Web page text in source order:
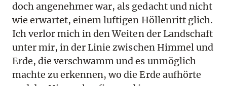
doch angenehmer war, als gedacht und nicht
wie erwartet, einem luftigen Höllenritt glich.
Ich verlor mich in den Weiten der Landschaft
unter mir, in der Linie zwischen Himmel und
Erde, die verschwamm und es unmöglich
machte zu erkennen, wo die Erde aufhörte